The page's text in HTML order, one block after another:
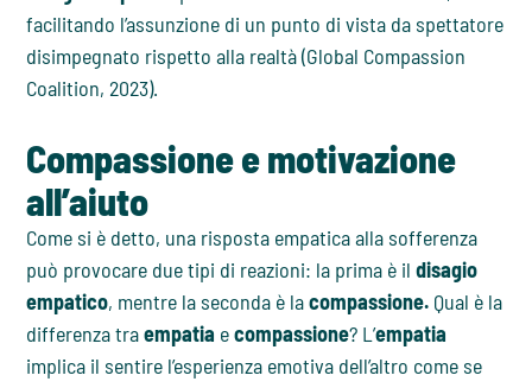
facilitando l’assunzione di un punto di vista da spettatore
disimpegnato rispetto alla realtà (Global Compassion
Coalition, 2023).
Compassione e motivazione
all’aiuto
Come si è detto, una risposta empatica alla sofferenza
può provocare due tipi di reazioni: la prima è ildisagio
empatico, mentre la seconda è lacompassione. Qual è la
differenza traempatia ecompassione? L’empatia
implica il sentire l’esperienza emotiva dell’altro come se